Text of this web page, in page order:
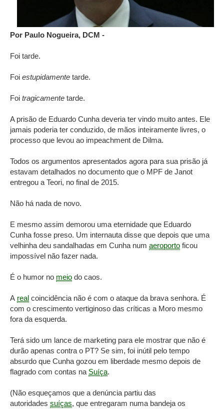
Por Paulo Nogueira, DCM -
Foi tarde.
Foi estupidamente tarde.
Foi tragicamente tarde.
A prisão de Eduardo Cunha deveria ter vindo muito antes. Ele
jamais poderia ter conduzido, de mãos inteiramente livres, o
processo que levou ao impeachment de Dilma.
Todos os argumentos apresentados agora para sua prisão já
estavam detalhados no documento que o MPF de Janot
entregou a Teori, no final de 2015.
Não há nada de novo.
E mesmo assim demorou uma eternidade que Eduardo
Cunha fosse preso. Um internauta disse que depois que uma
velhinha deu sandalhadas em Cunha num aeroporto ficou
impossível não fazer nada.
É o humor no meio do caos.
A real coincidência não é com o ataque da brava senhora. É
com o crescimento vertiginoso das críticas a Moro mesmo
fora da esquerda.
Terá sido um lance de marketing para ele mostrar que não é
durão apenas contra o PT? Se sim, foi inútil pelo tempo
absurdo que Cunha gozou em liberdade mesmo depois de
flagrado com contas na Suíça.
(Não esqueçamos que a denúncia partiu das
autoridades suíças, que entregaram numa bandeja os